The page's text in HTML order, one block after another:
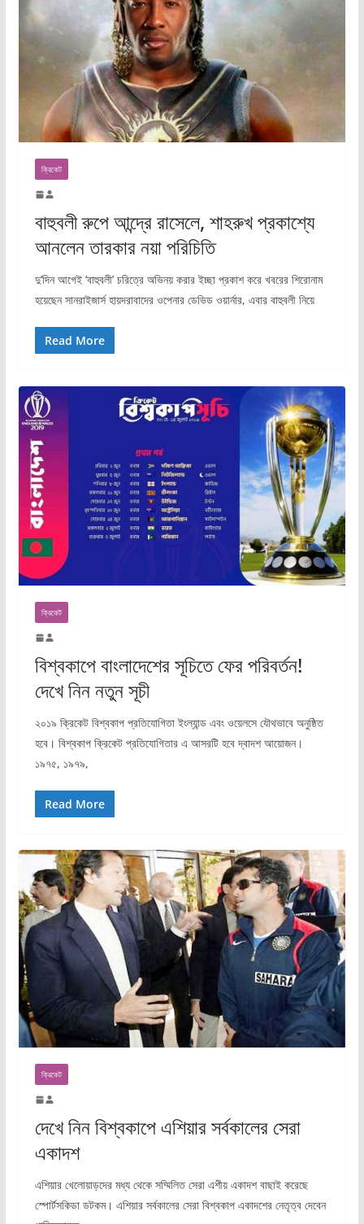
ক্রিকেট
বাহুবলী রুপে আন্দ্রে রাসেলে, শাহরুখ প্রকাশ্যে
আনলেন তারকার নয়া পরিচিতি
দু’দিন আগেই ‘বাহুবলী’ চরিত্রে অভিনয় করার ইচ্ছা প্রকাশ করে খবরের শিরোনাম
হয়েছেন সানরাইজার্স হায়দরাবাদের ওপেনার ডেভিড ওয়ার্নার, এবার বাহুবলী নিয়ে
Read More
ক্রিকেট
বিশ্বকাপে বাংলাদেশের সূচিতে ফের পরিবর্তন!
দেখে নিন নতুন সূচী
২০১৯ ক্রিকেট বিশ্বকাপ প্রতিযোগিতা ইংল্যান্ড এবং ওয়েলসে যৌথভাবে অনুষ্ঠিত
হবে। বিশ্বকাপ ক্রিকেট প্রতিযোগিতার এ আসরটি হবে দ্বাদশ আয়োজন।
১৯৭৫, ১৯৭৯,
Read More
ক্রিকেট
দেখে নিন বিশ্বকাপে এশিয়ার সর্বকালের সেরা
একাদশ
এশিয়ার খেলোয়াড়দের মধ্য থেকে সম্মিলিত সেরা এশীয় একাদশ বাছাই করেছে
স্পোর্টসকিডা ডটকম। এশিয়ার সর্বকালের সেরা বিশ্বকাপ একাদশের নেতৃত্ব দেবেন